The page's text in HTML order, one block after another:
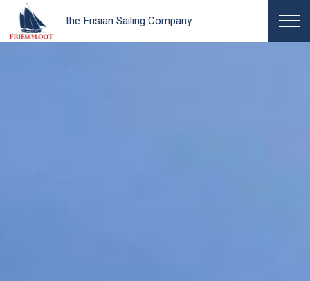
the Frisian Sailing Company